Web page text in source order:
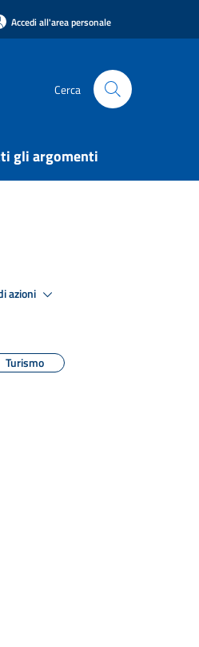
Accedi all'area personale
Cerca
gli argomenti
azioni
Turismo